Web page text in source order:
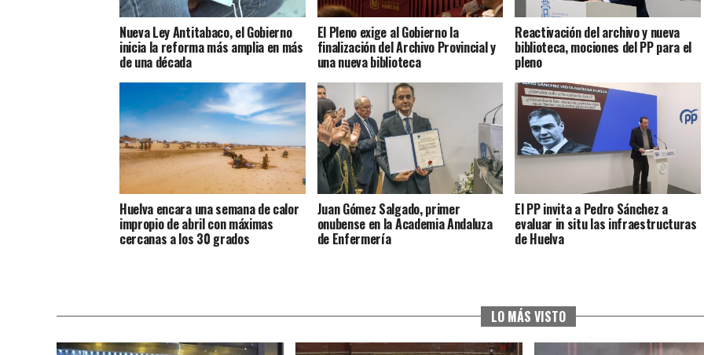
Nueva Ley Antitabaco, el Gobierno
inicia la reforma más amplia en más
de una década
El Pleno exige al Gobierno la
finalización del Archivo Provincial y
una nueva biblioteca
Reactivación del archivo y nueva
biblioteca, mociones del PP para el
pleno
Huelva encara una semana de calor
impropio de abril con máximas
cercanas a los 30 grados
Juan Gómez Salgado, primer
onubense en la Academia Andaluza
de Enfermería
El PP invita a Pedro Sánchez a
evaluar in situ las infraestructuras
de Huelva
LO MÁS VISTO